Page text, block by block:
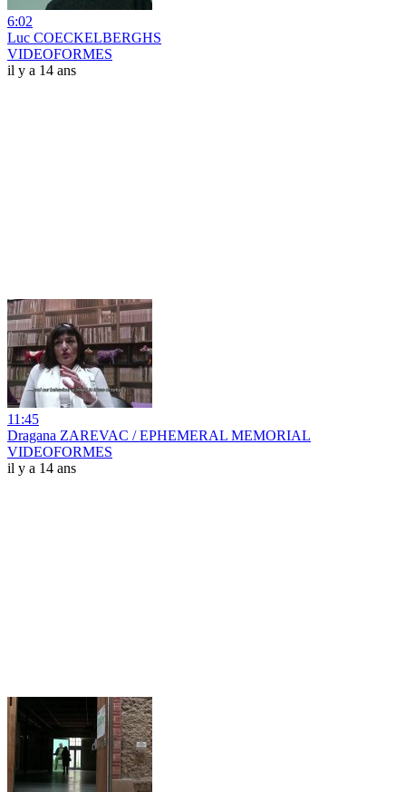
6:02
Luc COECKELBERGHS
VIDEOFORMES
il y a 14 ans
11:45
Dragana ZAREVAC / EPHEMERAL MEMORIAL
VIDEOFORMES
il y a 14 ans